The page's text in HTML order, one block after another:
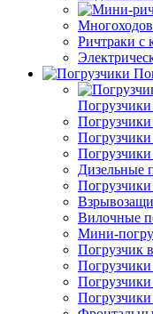
Ричтраки с
Дизельные
Вилочные
Мини-
Погрузчик